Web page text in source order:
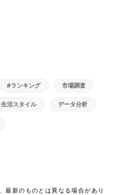
#ランキング 市場調査
生活スタイル データ分析
最新のものとは異なる場合があり